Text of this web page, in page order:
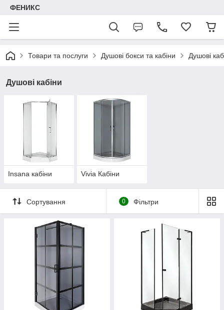
ФЕНИКС
Товари та послуги Душові бокси та кабіни Душові
Душові кабіни
Insana кабіни Vivia Кабіни
Сортування 0 Фільтри